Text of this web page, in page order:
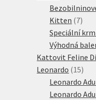
Kitten 77
Speciální
Výhodná
Kattovit Feline
Leonardo 1515
Leonardo
Leonardo